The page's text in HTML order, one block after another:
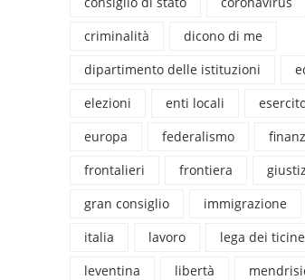
criminalità
dicono di me
dipartimento delle istituzioni
elezioni
enti locali
europa
federalismo
frontalieri
frontiera
gran consiglio
immigrazione
italia
lavoro
lega dei
leventina
libertà